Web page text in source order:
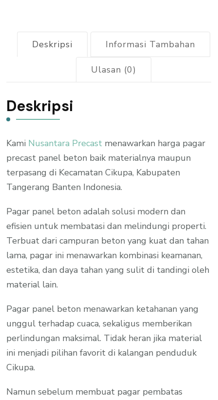
Deskripsi Informasi Tambahan
Ulasan (0)
Deskripsi
Kami Nusantara Precast menawarkan harga pagar
precast panel beton baik materialnya maupun
terpasang di Kecamatan Cikupa, Kabupaten
Tangerang Banten Indonesia.
Pagar panel beton adalah solusi modern dan
efisien untuk membatasi dan melindungi properti.
Terbuat dari campuran beton yang kuat dan tahan
lama, pagar ini menawarkan kombinasi keamanan,
estetika, dan daya tahan yang sulit di tandingi oleh
material lain.
Pagar panel beton menawarkan ketahanan yang
unggul terhadap cuaca, sekaligus memberikan
perlindungan maksimal. Tidak heran jika material
ini menjadi pilihan favorit di kalangan penduduk
Cikupa.
Namun sebelum membuat pagar pembatas